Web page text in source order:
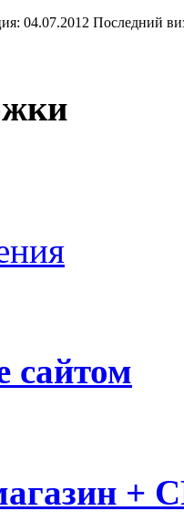
04.07.2012 Последний
сайтом
+